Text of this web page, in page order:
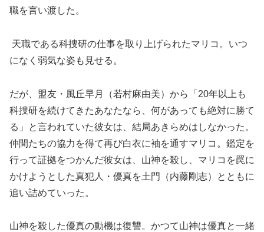
職を言い渡した。
天職である科捜研の仕事を取り上げられたマリコ。いつ
になく弱気な姿も見せる。
だが、盟友・風丘早月（若村麻由美）から「20年以上も
科捜研を続けてきたあなたなら、何があっても絶対に勝て
る」と言われていた彼女は、結局あきらめはしなかった。
仲間たちの協力を得て再び白衣に袖を通すマリコ。鑑定を
行って証拠をつかんだ彼女は、山神を殺し、マリコを罠に
かけようとした真犯人・優真を土門（内藤剛志）とともに
追い詰めていった。
山神を殺した優真の動機は復讐。かつて山神は優真と一緒